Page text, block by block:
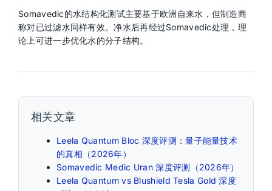
Somavedic的水结构化测试主要基于欧洲自来水，但制造商
称对已过滤水同样有效。净水后再经过Somavedic处理，理
论上可进一步优化水的分子结构。
相关文章
Leela Quantum Bloc 深度评测：量子能量技术
的真相（2026年）
Somavedic Medic Uran 深度评测（2026年）
Leela Quantum vs Blushield Tesla Gold 深度